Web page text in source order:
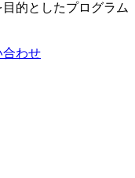
的としたプログラム
合わせ